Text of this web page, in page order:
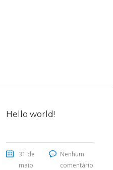
Hello world!
31 de
maio
Nenhum
comentário